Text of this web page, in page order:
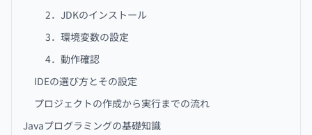
2．JDKのインストール
3．環境変数の設定
4．動作確認
IDEの選び方とその設定
プロジェクトの作成から実行までの流れ
Javaプログラミングの基礎知識